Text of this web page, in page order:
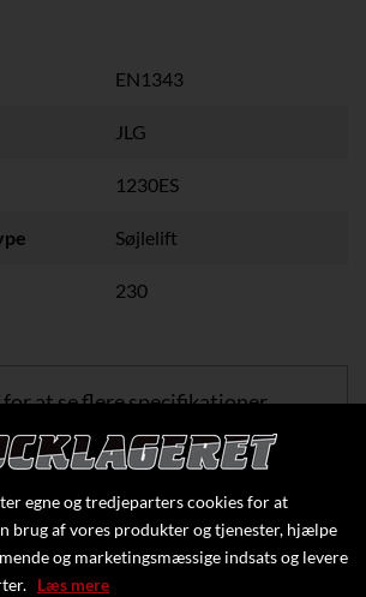
EN1343
JLG
1230ES
Søjlelift
230
at se flere specifikationer
egne og tredjeparters cookies for at
brug af vores produkter og tjenester, hjælpe
og marketingsmæssige indsats og levere
Læs mere